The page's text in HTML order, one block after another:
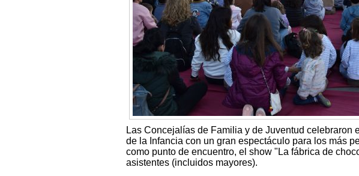
Las Concejalías de Familia y de Juventud celebraron
de la Infancia con un gran espectáculo para los más
como punto de encuentro, el show "La fábrica de
asistentes (incluidos mayores).